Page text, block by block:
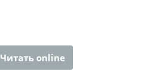
Читать online